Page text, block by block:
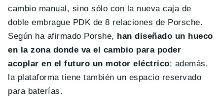
cambio manual, sino sólo con la nueva caja de
doble embrague PDK de 8 relaciones de Porsche.
Según ha afirmado Porshe, han diseñado un hueco
en la zona donde va el cambio para poder
acoplar en el futuro un motor eléctrico; además,
la plataforma tiene también un espacio reservado
para baterías.